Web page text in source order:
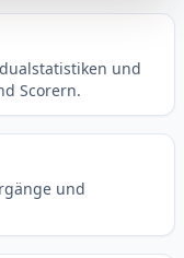
und
Scorern.
und
und Kennworte
Homepage
weiterhin